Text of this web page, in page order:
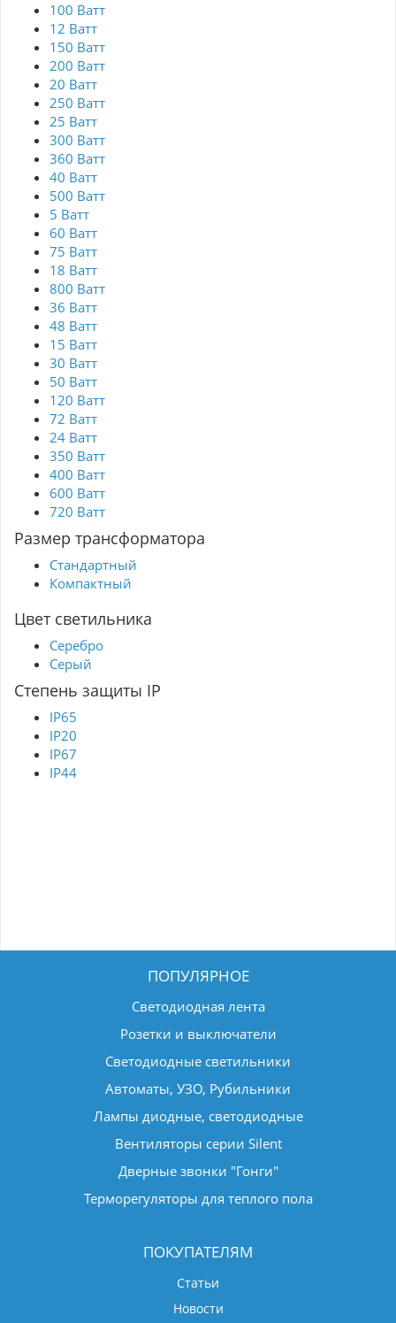
100 Ватт
12 Ватт
150 Ватт
200 Ватт
20 Ватт
250 Ватт
25 Ватт
300 Ватт
360 Ватт
40 Ватт
500 Ватт
5 Ватт
60 Ватт
75 Ватт
18 Ватт
800 Ватт
36 Ватт
48 Ватт
15 Ватт
30 Ватт
50 Ватт
120 Ватт
72 Ватт
24 Ватт
350 Ватт
400 Ватт
600 Ватт
720 Ватт
Размер трансформатора
Стандартный
Компактный
Цвет светильника
Серебро
Серый
Степень защиты IP
IP65
IP20
IP67
IP44
ПОПУЛЯРНОЕ
Светодиодная лента
Розетки и выключатели
Светодиодные светильники
Автоматы, УЗО, Рубильники
Лампы диодные, светодиодные
Вентиляторы серии Silent
Дверные звонки "Гонги"
Терморегуляторы для теплого пола
ПОКУПАТЕЛЯМ
Статьи
Новости